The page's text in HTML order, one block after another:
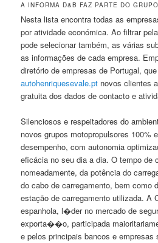
A INFORMA D&B FAZ PARTE DO
Nesta lista encontra todas as
por atividade económica. Ao filtrar
pode selecionar também, as várias
as informações de cada empresa.
diretório de empresas de Portugal,
autohenriquesevale.pt novos clientes
gratuita dos dados de contacto e
Silenciosos e respeitadores do
novos grupos motopropulsores 100%
desempenho, com autonomia
eficácia no seu dia a dia. O tempo de
nomeadamente, da potência do
do cabo de carregamento, bem como
estação de carregamento utilizada. A
espanhola, l�der no mercado de
exporta��o, participada
e pelos principais bancos e empresas